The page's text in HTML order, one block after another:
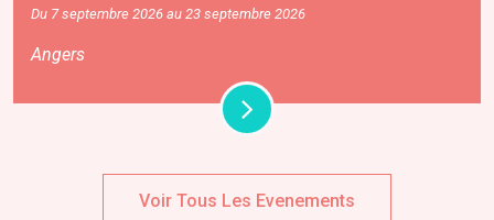
Du 7 septembre 2026 au 23 septembre 2026
Angers
Voir Tous Les Evenements